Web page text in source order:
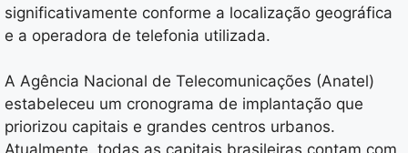
significativamente conforme a localização geográfica
e a operadora de telefonia utilizada.
A Agência Nacional de Telecomunicações (Anatel)
estabeleceu um cronograma de implantação que
priorizou capitais e grandes centros urbanos.